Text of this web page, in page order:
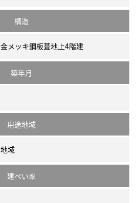
構造
メッキ鋼板葺地上4階建
築年月
用途地域
域
建ぺい率